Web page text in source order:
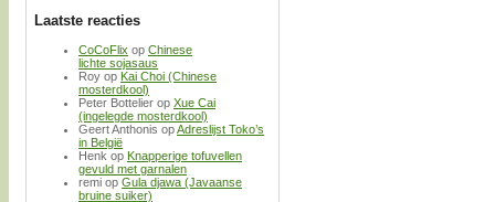
Laatste reacties
CoCoFlix op Chinese
lichte sojasaus
Roy op Kai Choi (Chinese
mosterdkool)
Peter Bottelier op Xue Cai
(ingelegde mosterdkool)
Geert Anthonis opAdreslijst Toko’s
in België
Henk op Knapperige tofuvellen
gevuld met garnalen
remi op Gula djawa (Javaanse
bruine suiker)